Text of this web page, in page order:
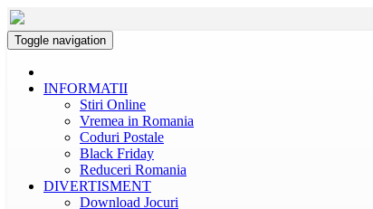
Toggle navigation
INFORMATII
Stiri Online
Vremea in Romania
Coduri Postale
Black Friday
Reduceri Romania
DIVERTISMENT
Download Jocuri